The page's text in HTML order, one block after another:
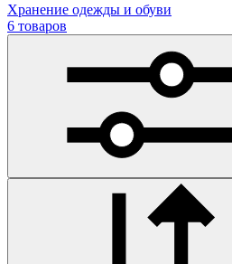
Хранение одежды и обуви
6 товаров